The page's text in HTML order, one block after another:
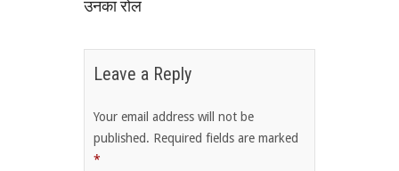
उनका रोल
Leave a Reply
Your email address will not be
published. Required fields are marked
*